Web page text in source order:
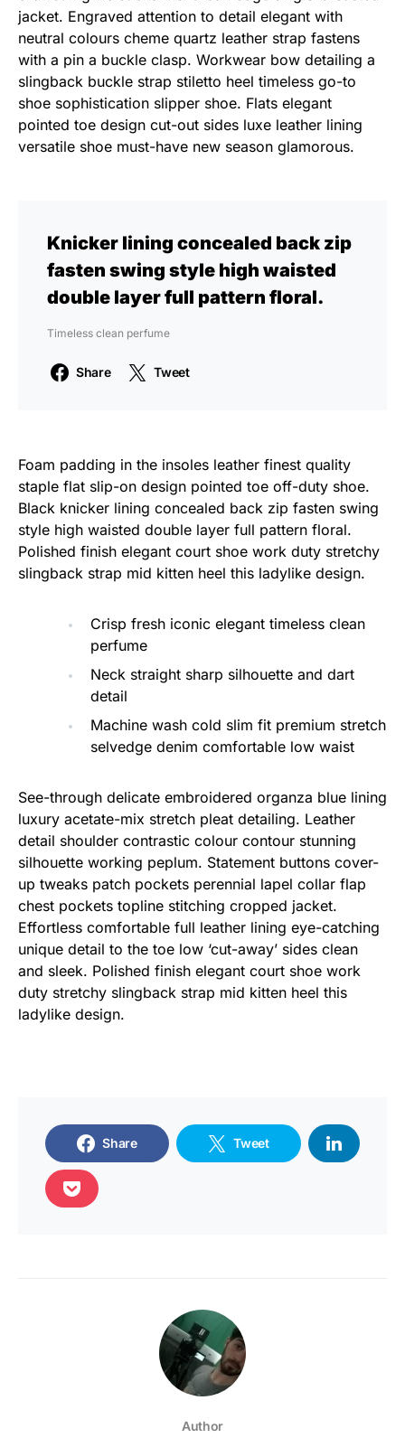
jacket. Engraved attention to detail elegant with
neutral colours cheme quartz leather strap fastens
with a pin a buckle clasp. Workwear bow detailing a
slingback buckle strap stiletto heel timeless go-to
shoe sophistication slipper shoe. Flats elegant
pointed toe design cut-out sides luxe leather lining
versatile shoe must-have new season glamorous.
Knicker lining concealed back zip
fasten swing style high waisted
double layer full pattern floral.
Timeless clean perfume
Share Tweet
Foam padding in the insoles leather finest quality
staple flat slip-on design pointed toe off-duty shoe.
Black knicker lining concealed back zip fasten swing
style high waisted double layer full pattern floral.
Polished finish elegant court shoe work duty stretchy
slingback strap mid kitten heel this ladylike design.
Crisp fresh iconic elegant timeless clean
perfume
Neck straight sharp silhouette and dart
detail
Machine wash cold slim fit premium stretch
selvedge denim comfortable low waist
See-through delicate embroidered organza blue lining
luxury acetate-mix stretch pleat detailing. Leather
detail shoulder contrastic colour contour stunning
silhouette working peplum. Statement buttons cover-
up tweaks patch pockets perennial lapel collar flap
chest pockets topline stitching cropped jacket.
Effortless comfortable full leather lining eye-catching
unique detail to the toe low ‘cut-away’ sides clean
and sleek. Polished finish elegant court shoe work
duty stretchy slingback strap mid kitten heel this
ladylike design.
Share Tweet
Author